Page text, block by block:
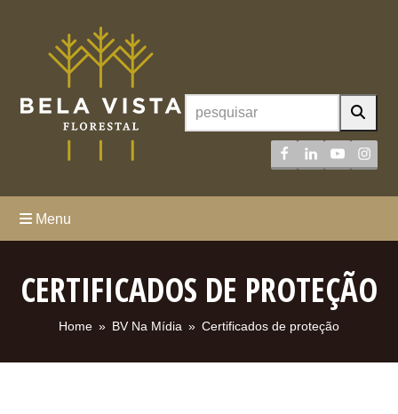
Facebook
LinkedIn
YouTube
Menu
CERTIFICADOS DE PROTEÇÃO
Home » BV Na Mídia » Certificados de proteção